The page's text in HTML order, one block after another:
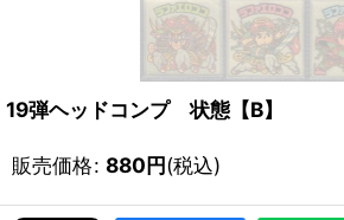
19弾ヘッドコンプ 状態【B】
販売価格: 880円(税込)